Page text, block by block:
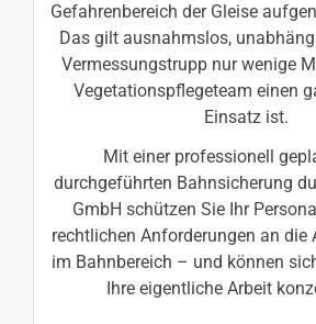
Gefahrenbereich der Gleise
Das gilt ausnahmslos,
Vermessungstrupp nur wenige
Vegetationspflegeteam einen
Einsatz ist.
Mit einer professionell
durchgeführten Bahnsicherung
GmbH schützen Sie Ihr
rechtlichen Anforderungen an die
im Bahnbereich – und können
Ihre eigentliche Arbeit